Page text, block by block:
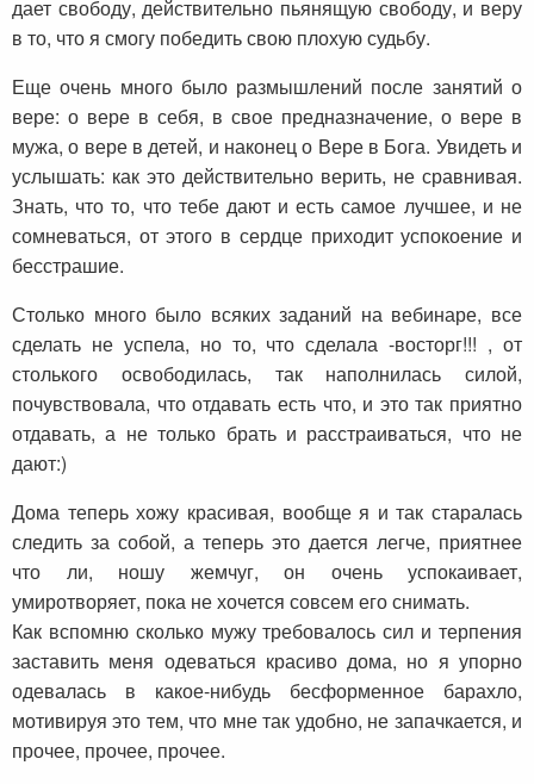
дает свободу, действительно пьянящую свободу, и веру
в то, что я смогу победить свою плохую судьбу.
Еще очень много было размышлений после занятий о
вере: о вере в себя, в свое предназначение, о вере в
мужа, о вере в детей, и наконец о Вере в Бога. Увидеть и
услышать: как это действительно верить, не сравнивая.
Знать, что то, что тебе дают и есть самое лучшее, и не
сомневаться, от этого в сердце приходит успокоение и
бесстрашие.
Столько много было всяких заданий на вебинаре, все
сделать не успела, но то, что сделала -восторг!!! , от
столького освободилась, так наполнилась силой,
почувствовала, что отдавать есть что, и это так приятно
отдавать, а не только брать и расстраиваться, что не
дают:)
Дома теперь хожу красивая, вообще я и так старалась
следить за собой, а теперь это дается легче, приятнее
что ли, ношу жемчуг, он очень успокаивает,
умиротворяет, пока не хочется совсем его снимать.
Как вспомню сколько мужу требовалось сил и терпения
заставить меня одеваться красиво дома, но я упорно
одевалась в какое-нибудь бесформенное барахло,
мотивируя это тем, что мне так удобно, не запачкается, и
прочее, прочее, прочее.